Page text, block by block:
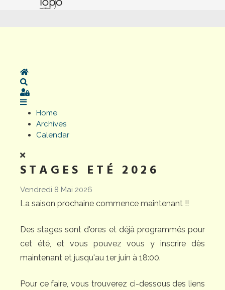
Home
Sign In
Home
Archives
Calendar
STAGES ETÉ 2026
Vendredi 8 Mai 2026
La saison prochaine commence maintenant !!
Des stages sont d'ores et déjà programmés pour
cet été, et vous pouvez vous y inscrire dès
maintenant et jusqu'au 1er juin à 18:00.
Pour ce faire, vous trouverez ci-dessous des liens